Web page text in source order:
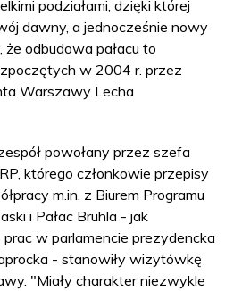
podziałami, dzięki której
dawny, a jednocześnie nowy
że odbudowa pałacu to
w 2004 r. przez
Warszawy Lecha
powołany przez szefa
którego członkowie przepisy
m.in. z Biurem Programu
i Pałac Brühla - jak
w parlamencie prezydencka
- stanowiły wizytówkę
"Miały charakter niezwykle